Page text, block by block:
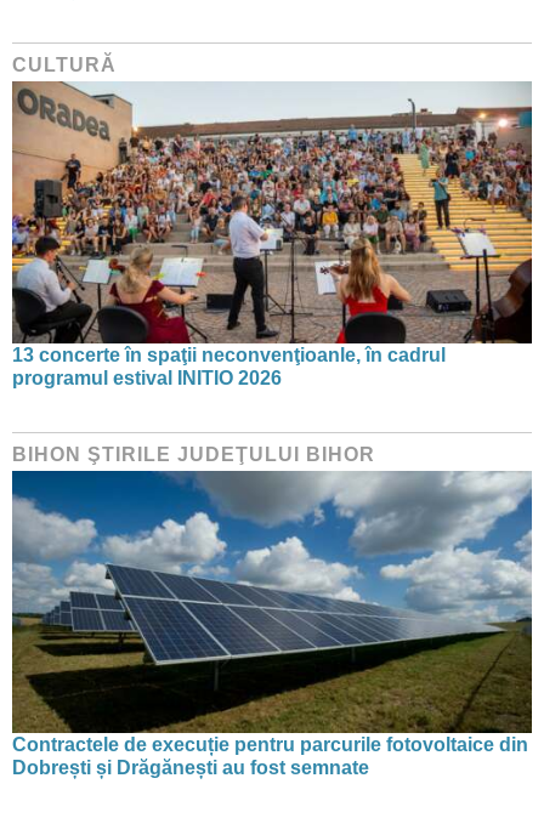
CULTURĂ
13 concerte în spaţii neconvenţioanle, în cadrul
programul estival INITIO 2026
BIHON ŞTIRILE JUDEŢULUI BIHOR
Contractele de execuție pentru parcurile fotovoltaice din
Dobrești și Drăgănești au fost semnate